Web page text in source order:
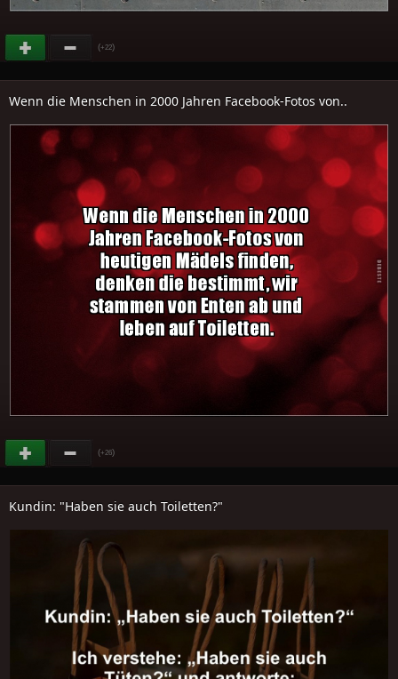
(+22)
Wenn die Menschen in 2000 Jahren Facebook-Fotos von..
(+26)
Kundin: "Haben sie auch Toiletten?"